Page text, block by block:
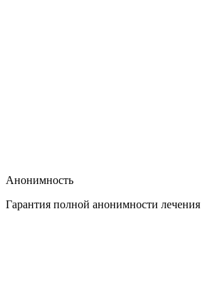
Анонимность
Гарантия полной анонимности лечения